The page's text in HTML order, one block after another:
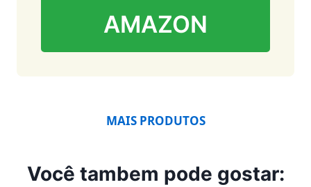
AMAZON
MAIS PRODUTOS
Você tambem pode gostar: